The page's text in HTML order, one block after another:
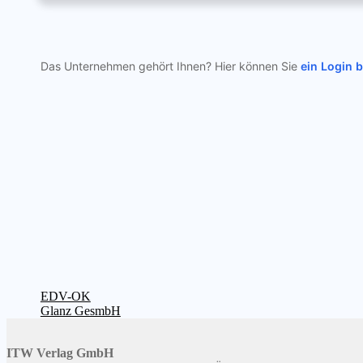
Das Unternehmen gehört Ihnen? Hier können Sie ein Login
Beitragsnavigation
Vorheriger
Beitrag:
EDV-OK
Nächster
Glanz GesmbH
ITW Verlag GmbH